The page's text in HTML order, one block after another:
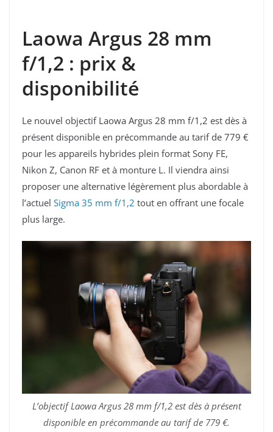
Laowa Argus 28 mm
f/1,2 : prix &
disponibilité
Le nouvel objectif Laowa Argus 28 mm f/1,2 est dès à
présent disponible en précommande au tarif de 779 €
pour les appareils hybrides plein format Sony FE,
Nikon Z, Canon RF et à monture L. Il viendra ainsi
proposer une alternative légèrement plus abordable à
l’actuel Sigma 35 mm f/1,2 tout en offrant une focale
plus large.
L’objectif Laowa Argus 28 mm f/1,2 est dès à présent
disponible en précommande au tarif de 779 €.